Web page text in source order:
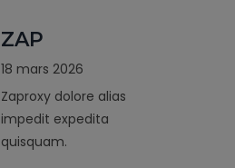
ZAP
18 mars 2026
Zaproxy dolore alias
impedit expedita
quisquam.